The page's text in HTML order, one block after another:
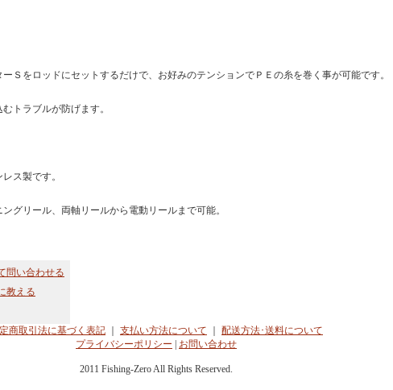
Ｓをロッドにセットするだけで、お好みのテンションでＰＥの糸を巻く事が可能です。
トラブルが防げます。
ス製です。
ングリール、両軸リールから電動リールまで可能。
問い合わせる
教える
商取引法に基づく表記 ｜ 支払い方法について ｜ 配送方法･送料について
プライバシーポリシー | お問い合わせ
2011 Fishing-Zero All Rights Reserved.